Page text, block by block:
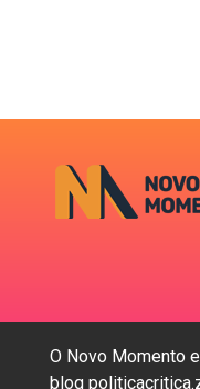
O Novo Momento
blog